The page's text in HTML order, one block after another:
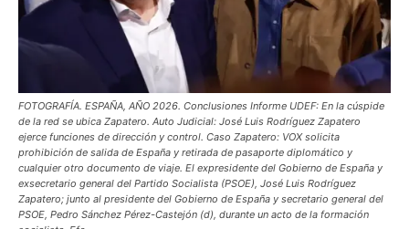
FOTOGRAFÍA. ESPAÑA, AÑO 2026. Conclusiones Informe UDEF: En la cúspide
de la red se ubica Zapatero. Auto Judicial: José Luis Rodríguez Zapatero
ejerce funciones de dirección y control. Caso Zapatero: VOX solicita
prohibición de salida de España y retirada de pasaporte diplomático y
cualquier otro documento de viaje. El expresidente del Gobierno de España y
exsecretario general del Partido Socialista (PSOE), José Luis Rodríguez
Zapatero; junto al presidente del Gobierno de España y secretario general del
PSOE, Pedro Sánchez Pérez-Castejón (d), durante un acto de la formación